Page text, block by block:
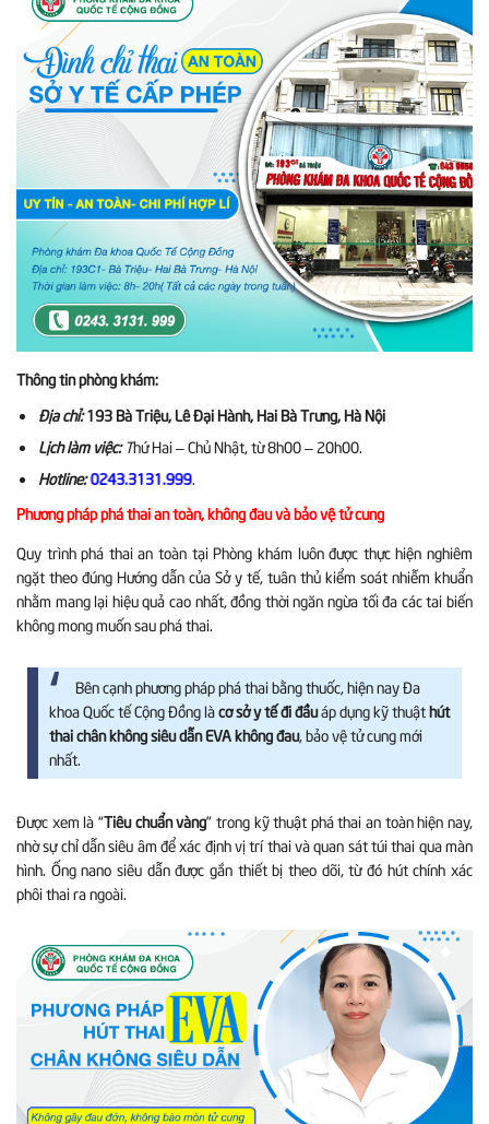
Thông tin phòng khám:
Địa chỉ:193 Bà Triệu, Lê Đại Hành, Hai Bà Trưng, Hà Nội
Lịch làm việc:Thứ Hai – Chủ Nhật, từ 8h00 – 20h00.
Hotline: 0243.3131.999
Phương pháp phá thai an toàn, không đau và bảo vệ tử cung
Quy trình phá thai an toàn tại Phòng khám luôn được thực hiện nghiêm
ngặt theo đúng Hướng dẫn của Sở y tế, tuân thủ kiểm soát nhiễm khuẩn
nhằm mang lại hiệu quả cao nhất, đồng thời ngăn ngừa tối đa các tai biến
không mong muốn sau phá thai.
Bên cạnh phương pháp phá thai bằng thuốc, hiện nay Đa
khoa Quốc tế Cộng Đồng làcơ sở y tế đi đầuáp dụng kỹ thuậthút
thai chân không siêu dẫn EVA không đau, bảo vệ tử cung mới
nhất.
Được xem là “Tiêu chuẩn vàng” trong kỹ thuật phá thai an toàn hiện nay,
nhờ sự chỉ dẫn siêu âm để xác định vị trí thai và quan sát túi thai qua màn
hình. Ống nano siêu dẫn được gắn thiết bị theo dõi, từ đó hút chính xác
phôi thai ra ngoài.